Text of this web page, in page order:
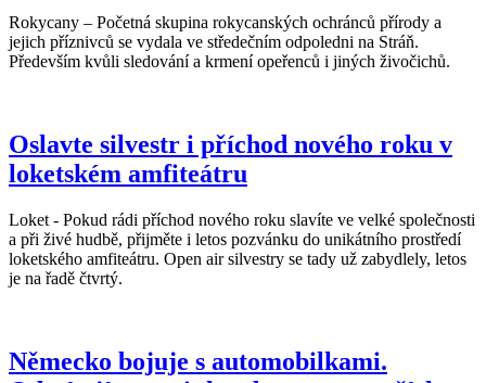
Rokycany – Početná skupina rokycanských ochránců přírody a
jejich příznivců se vydala ve středečním odpoledni na Stráň.
Především kvůli sledování a krmení opeřenců i jiných živočichů.
Oslavte silvestr i příchod nového roku v
loketském amfiteátru
Loket - Pokud rádi příchod nového roku slavíte ve velké společnosti
a při živé hudbě, přijměte i letos pozvánku do unikátního prostředí
loketského amfiteátru. Open air silvestry se tady už zabydlely, letos
je na řadě čtvrtý.
Německo bojuje s automobilkami.